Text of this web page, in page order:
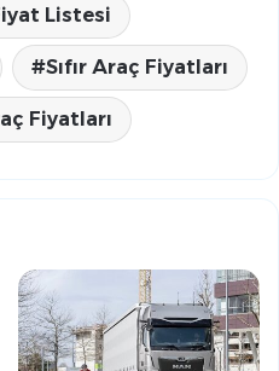
Listesi
Sıfır Araç Fiyatları
Fiyatları